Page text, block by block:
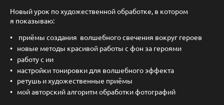
Новый урок по художественной обработке, в котором
я показываю:
приёмы создания волшебного свечения вокруг героев
новые методы красивой работы с фон за героями
работу с ии
настройки тонировки для волшебного эффекта
ретушь и художественные приёмы
мой авторский алгоритм обработки фотографий